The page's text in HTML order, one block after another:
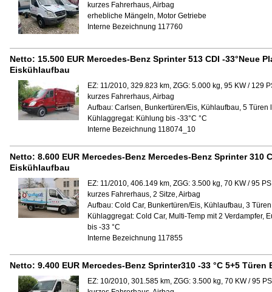
kurzes Fahrerhaus, Airbag
erhebliche Mängeln, Motor Getriebe
Interne Bezeichnung 117760
Netto: 15.500 EUR Mercedes-Benz Sprinter 513 CDI -33°Neue
Eiskühlaufbau
EZ: 11/2010, 329.823 km, ZGG: 5.000 kg, 95 KW / 129
kurzes Fahrerhaus, Airbag
Aufbau: Carlsen, Bunkertüren/Eis, Kühlaufbau, 5 Türen
Kühlaggregat: Kühlung bis -33°C °C
Interne Bezeichnung 118074_10
Netto: 8.600 EUR Mercedes-Benz Mercedes-Benz Sprinter 310
Eiskühlaufbau
EZ: 11/2010, 406.149 km, ZGG: 3.500 kg, 70 KW / 95
kurzes Fahrerhaus, 2 Sitze, Airbag
Aufbau: Cold Car, Bunkertüren/Eis, Kühlaufbau, 3
Kühlaggregat: Cold Car, Multi-Temp mit 2 Verdampfer,
bis -33 °C
Interne Bezeichnung 117855
Netto: 9.400 EUR Mercedes-Benz Sprinter310 -33 °C 5+5
EZ: 10/2010, 301.585 km, ZGG: 3.500 kg, 70 KW / 95